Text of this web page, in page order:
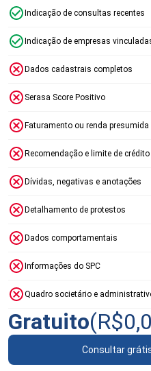
Indicação de consultas recentes
Indicação de empresas
Dados cadastrais completos
Serasa Score Positivo
Faturamento ou renda presumida
Recomendação e limite de crédito
Dívidas, negativas e anotações
Detalhamento de protestos
Dados comportamentais
Informações do SPC
Quadro societário e
Gratuito(R$
Consultar